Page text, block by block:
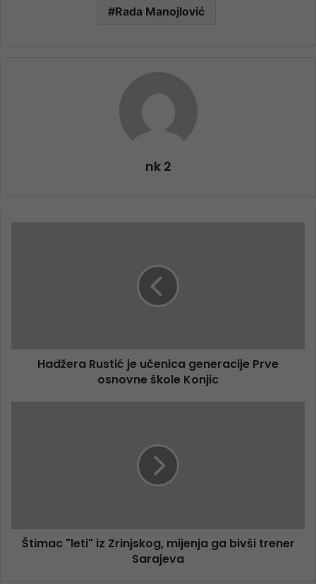
Rada Manojlović
nk 2
Hadžera Rustić je učenica generacije Prve
osnovne škole Konjic
Štimac "leti" iz Zrinjskog, mijenja ga bivši trener
Sarajeva